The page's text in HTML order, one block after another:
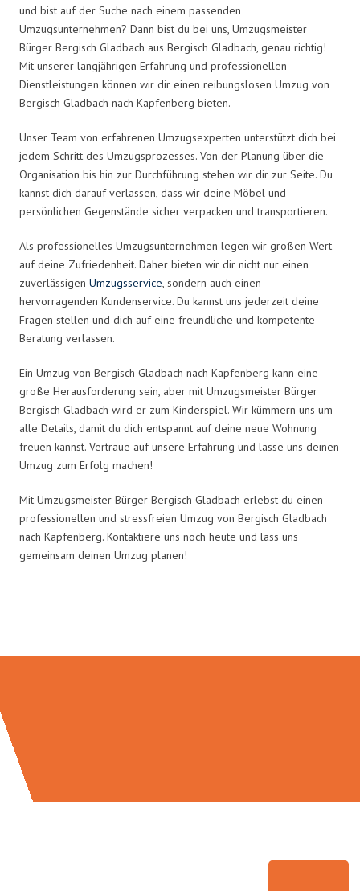
und bist auf der Suche nach einem passenden
Umzugsunternehmen? Dann bist du bei uns, Umzugsmeister
Bürger Bergisch Gladbach aus Bergisch Gladbach, genau richtig!
Mit unserer langjährigen Erfahrung und professionellen
Dienstleistungen können wir dir einen reibungslosen Umzug von
Bergisch Gladbach nach Kapfenberg bieten.
Unser Team von erfahrenen Umzugsexperten unterstützt dich bei
jedem Schritt des Umzugsprozesses. Von der Planung über die
Organisation bis hin zur Durchführung stehen wir dir zur Seite. Du
kannst dich darauf verlassen, dass wir deine Möbel und
persönlichen Gegenstände sicher verpacken und transportieren.
Als professionelles Umzugsunternehmen legen wir großen Wert
auf deine Zufriedenheit. Daher bieten wir dir nicht nur einen
zuverlässigen Umzugsservice, sondern auch einen
hervorragenden Kundenservice. Du kannst uns jederzeit deine
Fragen stellen und dich auf eine freundliche und kompetente
Beratung verlassen.
Ein Umzug von Bergisch Gladbach nach Kapfenberg kann eine
große Herausforderung sein, aber mit Umzugsmeister Bürger
Bergisch Gladbach wird er zum Kinderspiel. Wir kümmern uns um
alle Details, damit du dich entspannt auf deine neue Wohnung
freuen kannst. Vertraue auf unsere Erfahrung und lasse uns deinen
Umzug zum Erfolg machen!
Mit Umzugsmeister Bürger Bergisch Gladbach erlebst du einen
professionellen und stressfreien Umzug von Bergisch Gladbach
nach Kapfenberg. Kontaktiere uns noch heute und lass uns
gemeinsam deinen Umzug planen!